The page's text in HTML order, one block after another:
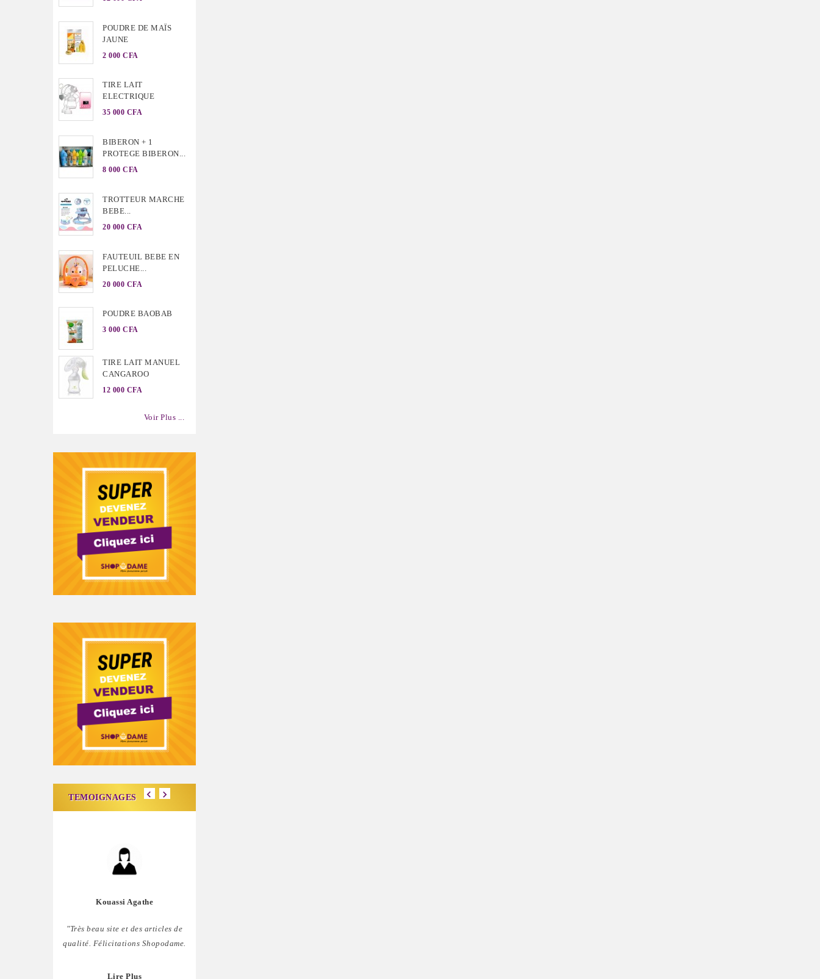
POUDRE DE MAÏS
JAUNE
2 000 CFA
TIRE LAIT
ELECTRIQUE
35 000 CFA
BIBERON + 1
PROTEGE BIBERON...
8 000 CFA
TROTTEUR MARCHE
BEBE...
20 000 CFA
FAUTEUIL BEBE EN
PELUCHE...
20 000 CFA
POUDRE BAOBAB
3 000 CFA
TIRE LAIT MANUEL
CANGAROO
12 000 CFA
Voir Plus ...
TEMOIGNAGES
Kouassi Agathe
"Très beau site et des articles de
qualité. Félicitations Shopodame.
Lire Plus